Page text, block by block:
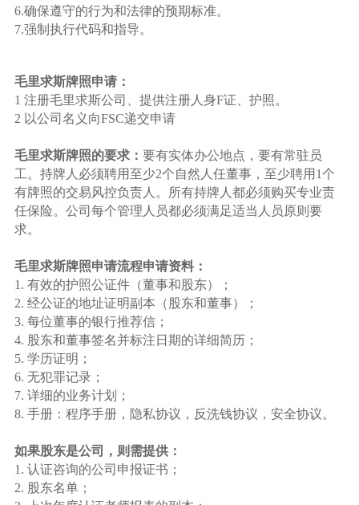
6.确保遵守的行为和法律的预期标准。
7.强制执行代码和指导。
毛里求斯牌照申请：
1 注册毛里求斯公司、提供注册人身F证、护照。
2 以公司名义向FSC递交申请
毛里求斯牌照的要求： 要有实体办公地点，要有常驻员
工。持牌人必须聘用至少2个自然人任董事，至少聘用1个
有牌照的交易风控负责人。所有持牌人都必须购买专业责
任保险。公司每个管理人员都必须满足适当人员原则要
求。
毛里求斯牌照申请流程申请资料：
1. 有效的护照公证件（董事和股东）；
2. 经公证的地址证明副本（股东和董事）；
3. 每位董事的银行推荐信；
4. 股东和董事签名并标注日期的详细简历；
5. 学历证明；
6. 无犯罪记录；
7. 详细的业务计划；
8. 手册：程序手册，隐私协议，反洗钱协议，安全协议。
如果股东是公司，则需提供：
1. 认证咨询的公司申报证书；
2. 股东名单；